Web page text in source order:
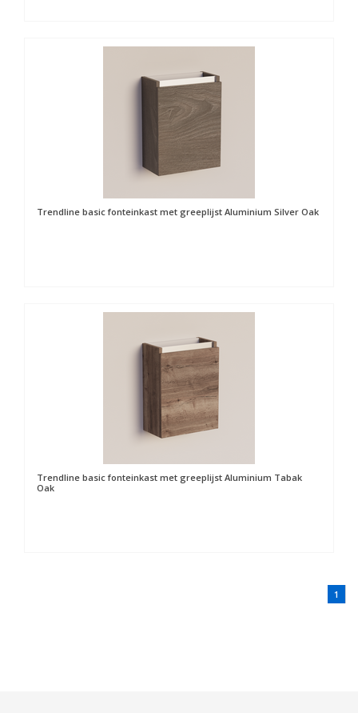
Trendline basic fonteinkast met greeplijst Aluminium Silver Oak
Trendline basic fonteinkast met greeplijst Aluminium Tabak
Oak
1